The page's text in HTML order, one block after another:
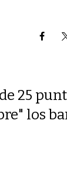
25
los